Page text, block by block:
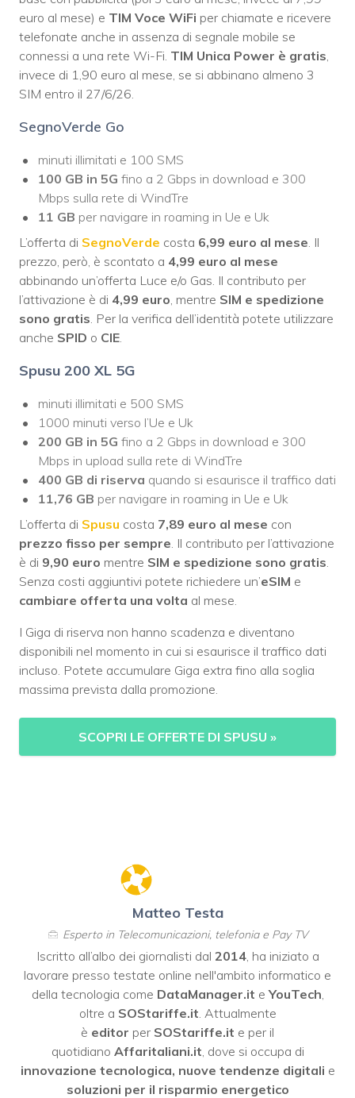
euro al mese) e TIM Voce WiFi per chiamate e ricevere
telefonate anche in assenza di segnale mobile se
connessi a una rete Wi-Fi. TIM Unica Power è gratis
invece di 1,90 euro al mese, se si abbinano almeno 3
SIM entro il 27/6/26.
SegnoVerde Go
minuti illimitati e 100 SMS
100 GB in 5G fino a 2 Gbps in download e 300
Mbps sulla rete di WindTre
11 GB per navigare in roaming in Ue e Uk
L’offerta di SegnoVerde costa 6,99 euro al mese . Il
prezzo, però, è scontato a 4,99 euro al mese
abbinando un’offerta Luce e/o Gas. Il contributo per
l’attivazione è di 4,99 euro , mentre SIM e spedizione
sono gratis . Per la verifica dell’identità potete utilizzare
anche SPID o CIE
Spusu 200 XL 5G
minuti illimitati e 500 SMS
1000 minuti verso l’Ue e Uk
200 GB in 5G fino a 2 Gbps in download e 300
Mbps in upload sulla rete di WindTre
400 GB di riserva quando si esaurisce il traffico dati
11,76 GB per navigare in roaming in Ue e Uk
L’offerta di Spusu costa 7,89 euro al mese con
prezzo fisso per sempre . Il contributo per l’attivazione
è di 9,90 euro mentre SIM e spedizione sono gratis
Senza costi aggiuntivi potete richiedere un’eSIM e
cambiare offerta una volta al mese.
I Giga di riserva non hanno scadenza e diventano
disponibili nel momento in cui si esaurisce il traffico dati
incluso. Potete accumulare Giga extra fino alla soglia
massima prevista dalla promozione.
SCOPRI LE OFFERTE DI SPUSU »
Matteo Testa
Esperto in Telecomunicazioni, telefonia e Pay TV
Iscritto all’albo dei giornalisti dal 2014, ha iniziato a
lavorare presso testate online nell'ambito informatico e
della tecnologia come DataManager.it eYouTech
oltre a SOStariffe.it . Attualmente
è editor per SOStariffe.it e per il
quotidiano Affaritaliani.it , dove si occupa di
innovazione tecnologica, nuove tendenze digitali e
soluzioni per il risparmio energetico